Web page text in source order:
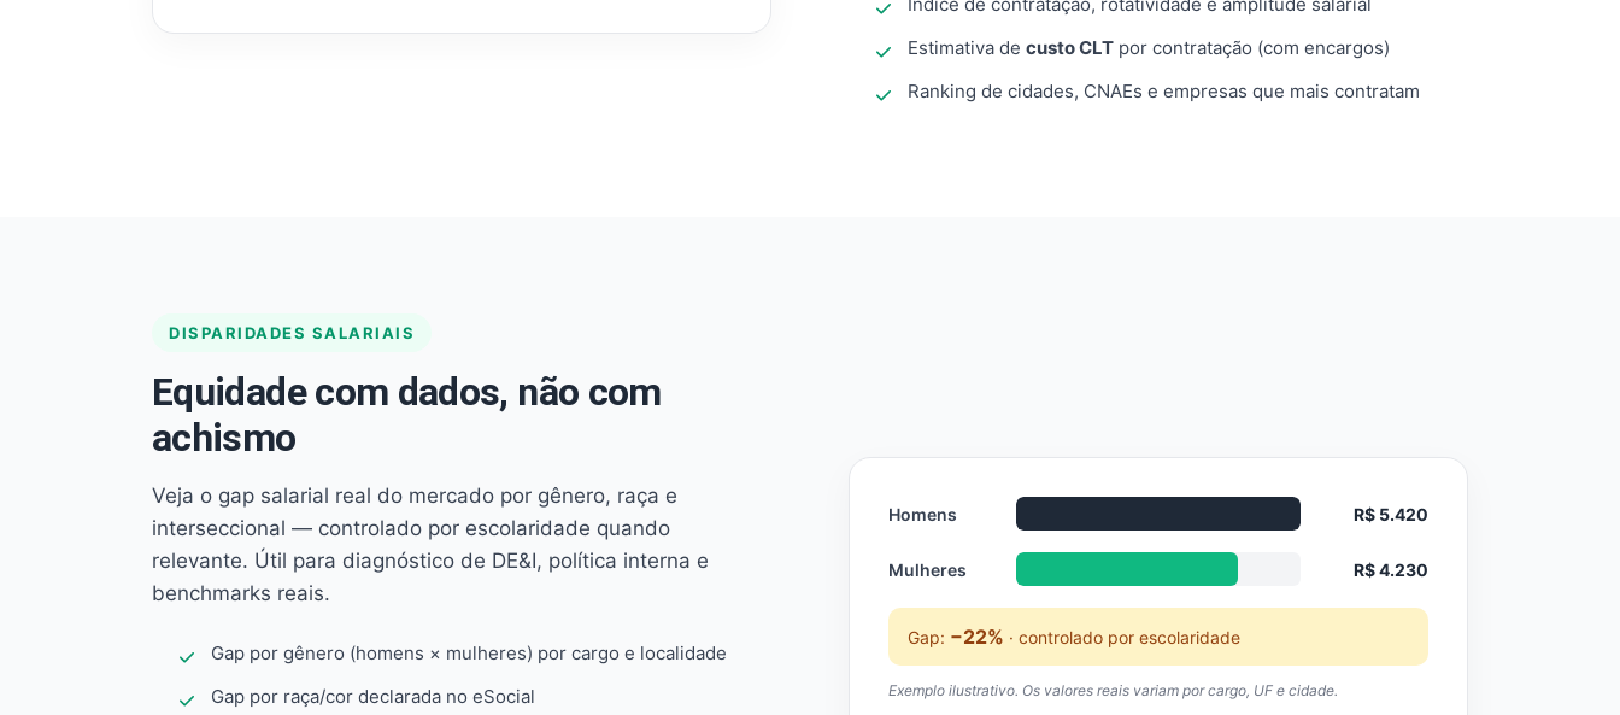
Estimativa de custo CLT por contratação (com encargos)
Ranking de cidades, CNAEs e empresas que mais contratam
DISPARIDADES SALARIAIS
Equidade com dados, não com
achismo
Veja o gap salarial real do mercado por gênero, raça e
interseccional — controlado por escolaridade quando
relevante. Útil para diagnóstico de DE&I, política interna e
benchmarks reais.
Gap por gênero (homens × mulheres) por cargo e localidade
Gap por raça/cor declarada no eSocial
Homens R$ 5.420
Mulheres R$ 4.230
Gap: −22% · controlado por escolaridade
Exemplo ilustrativo. Os valores reais variam por cargo, UF e cidade.